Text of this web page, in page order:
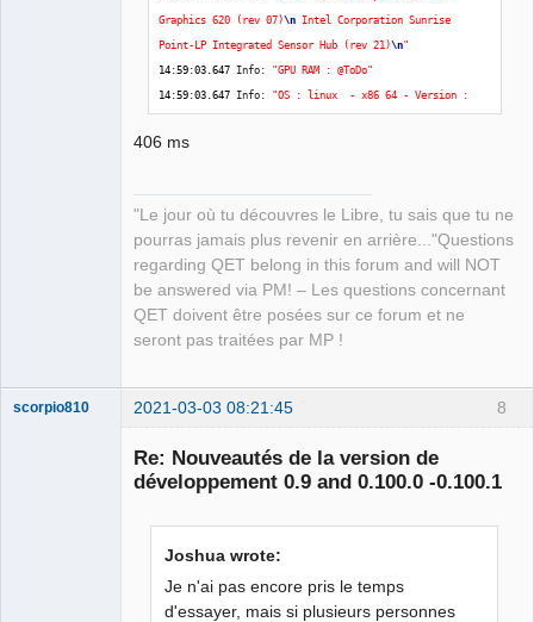
Graphics 620 (rev 07)\n Intel Corporation Sunrise
Point-LP Integrated Sensor Hub (rev 21)\n"
14:59:03.647 Info: "GPU RAM : @ToDo"
14:59:03.647 Info: "OS : linux  - x86_64 - Version :
14:59:
14:59:03.960 Info: Elements collection reload
14:59 04.366 Info: Elements collection finished to be
loaded
406 ms
"Le jour où tu découvres le Libre, tu sais que tu ne
pourras jamais plus revenir en arrière..."Questions
regarding QET belong in this forum and will NOT
be answered via PM! – Les questions concernant
QET doivent être posées sur ce forum et ne
seront pas traitées par MP !
8
scorpio810 2021-03-03 08:21:45
Re: Nouveautés de la version de
développement 0.9 and 0.100.0 -0.100.1
Joshua wrote:
Je n'ai pas encore pris le temps
d'essayer, mais si plusieurs personnes